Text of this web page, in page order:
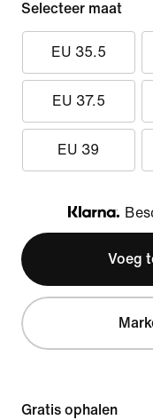
Selecteer maat
EU 35.5
EU 37.5
EU 39
Voeg
Gratis ophalen